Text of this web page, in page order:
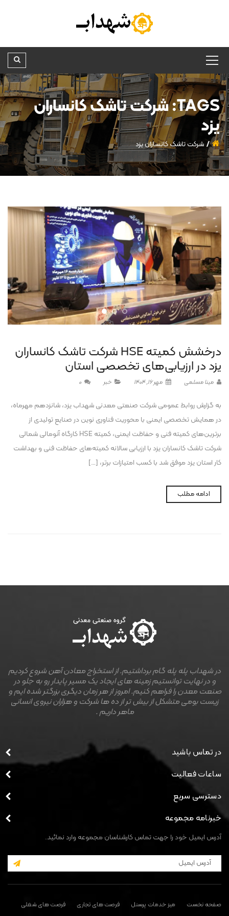
TAGS: شرکت تاشک کانساران
یزد
شرکت تاشک کانساران یزد
درخشش کمیته HSE شرکت تاشک کانساران
یزد در ارزیابی‌های تخصصی استان
مینا مسلمی مهر 16, 1404 خبر 0
به گزارش روابط عمومی شرکت صنعتی معدنی شهداب یزد، شانزدهم مهرماه،
در همایش تخصصی ایمنی با محوریت فناوری نوین در صنایع تولیدی از
برترین‌های کمیته فنی و حفاظت ایمنی، کمیته HSE کارگاه آنومالی شمالی
شرکت تاشک کانساران یزد با ارزیابی سالانه کمیته‌های حفاظت فنی و بهداشت
کار استان یزد موفق شد با کسب امتیازات برتر، […]
ادامه مطلب
در شهداب پله پله گام برداشتیم. از استخراج معادن آهن شروع کردیم
و در نهایت توانستیم زمینه های ایجاد یک مسیر پایدار رو به جلو در
صنعت معدن را فراهم کنیم. امروز از هر زمان دیگری بزرگتر شده ایم و
زیست بومی متشکل از بیش تر از ده ها شرکت و هزاران نیروی انسانی
ماهر داریم .
در تماس باشید
ساعات فعالیت
دسترسی سریع
خبرنامه مجموعه
آدرس ایمیل خود را جهت تماس کارشناسان مجموعه وارد نمائید.
صفحه نخست میز خدمات پرسنل فرصت های تجاری فرصت های شغلی